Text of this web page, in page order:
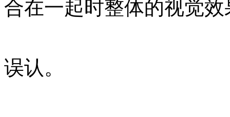
合在一起时整体的视觉
误认。